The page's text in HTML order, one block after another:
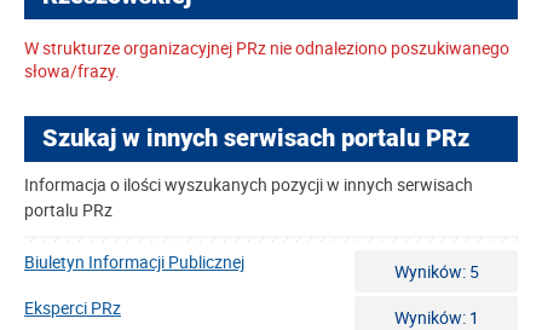
W strukturze organizacyjnej PRz nie odnaleziono poszukiwanego
słowa/frazy.
Szukaj w innych serwisach portalu PRz
Informacja o ilości wyszukanych pozycji w innych serwisach
portalu PRz
Biuletyn Informacji Publicznej
Wyników: 5
Eksperci PRz
Wyników: 1